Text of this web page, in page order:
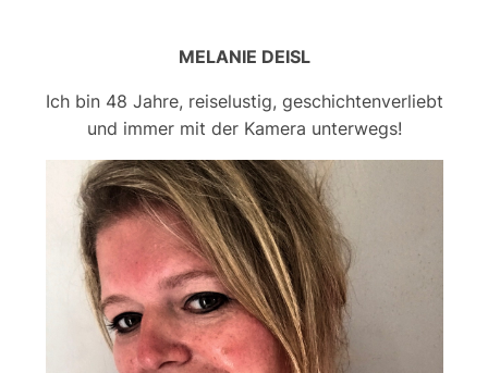
MELANIE DEISL
Ich bin 48 Jahre, reiselustig, geschichtenverliebt
und immer mit der Kamera unterwegs!